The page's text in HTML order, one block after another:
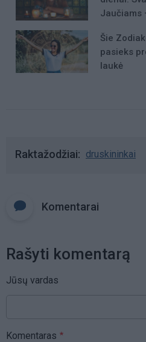
Jaučiams
Šie
pasieks
laukė
Raktažodžiai druskininkai
Komentarai
Rašyti komentarą
Jūsų vardas
Komentaras